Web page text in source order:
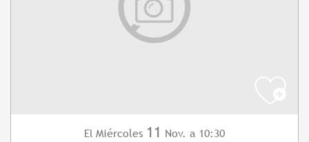
El Miércoles 11 Nov. a 10:30